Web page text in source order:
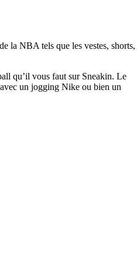
la NBA tels que les vestes, shorts,
qu’il vous faut sur Sneakin. Le
un jogging Nike ou bien un